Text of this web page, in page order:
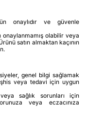
onaylıdır ve güvenle
olabilir veya
satın almaktan kaçının
genel bilgi sağlamak
veya tedavi için uygun
sağlık sorunları için
veya eczacınıza